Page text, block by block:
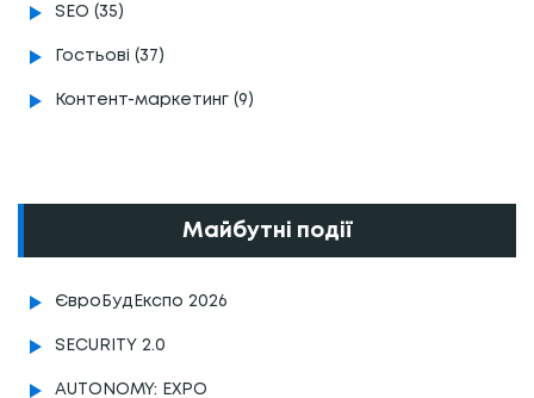
SEO (35)
Гостьові (37)
Контент-маркетинг (9)
Майбутні події
ЄвроБудЕкспо 2026
SECURITY 2.0
AUTONOMY: EXPO